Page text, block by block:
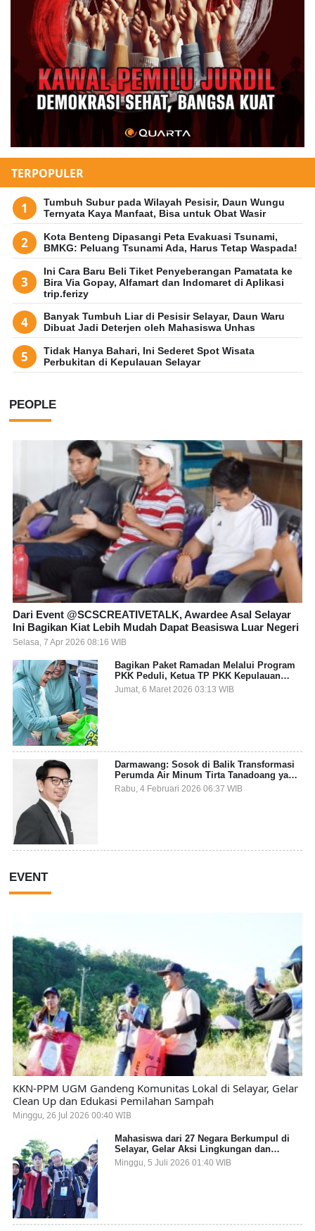
TERPOPULER
Tumbuh Subur pada Wilayah Pesisir, Daun Wungu
Ternyata Kaya Manfaat, Bisa untuk Obat Wasir
Kota Benteng Dipasangi Peta Evakuasi Tsunami,
BMKG: Peluang Tsunami Ada, Harus Tetap Waspada!
Ini Cara Baru Beli Tiket Penyeberangan Pamatata ke
Bira Via Gopay, Alfamart dan Indomaret di Aplikasi
trip.ferizy
Banyak Tumbuh Liar di Pesisir Selayar, Daun Waru
Dibuat Jadi Deterjen oleh Mahasiswa Unhas
Tidak Hanya Bahari, Ini Sederet Spot Wisata
Perbukitan di Kepulauan Selayar
PEOPLE
Dari Event @SCSCREATIVETALK, Awardee Asal Selayar
Ini Bagikan Kiat Lebih Mudah Dapat Beasiswa Luar Negeri
Selasa, 7 Apr 2026 08:16 WIB
Bagikan Paket Ramadan Melalui Program
PKK Peduli, Ketua TP PKK Kepulauan
Selayar: Puasa Adalah Ajang Melatih
Kepekaan Sosial
Jumat, 6 Maret 2026 03:13 WIB
Darmawang: Sosok di Balik Transformasi
Perumda Air Minum Tirta Tanadoang yang
Makin Inovatif
Rabu, 4 Februari 2026 06:37 WIB
EVENT
KKN-PPM UGM Gandeng Komunitas Lokal di Selayar, Gelar
Clean Up dan Edukasi Pemilahan Sampah
Minggu, 26 Jul 2026 00:40 WIB
Mahasiswa dari 27 Negara Berkumpul di
Selayar, Gelar Aksi Lingkungan dan
Dalami Kearifan Lokal Bumi Tanadoang
Minggu, 5 Juli 2026 01:40 WIB